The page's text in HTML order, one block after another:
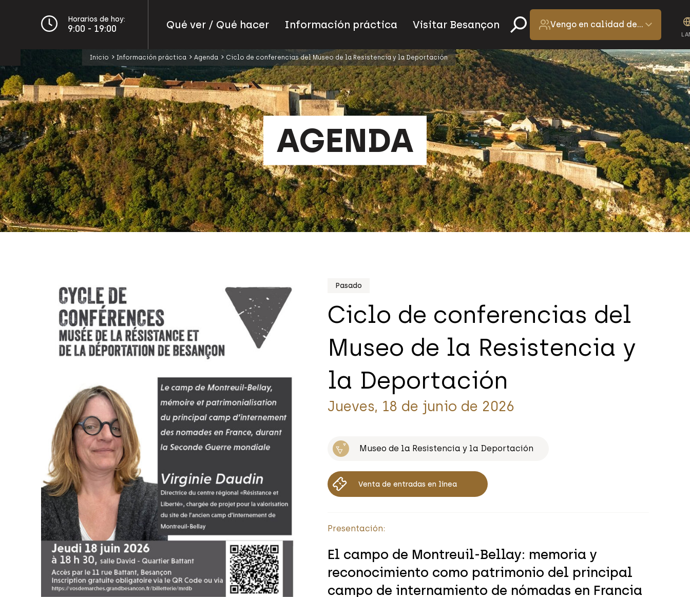
Horarios de hoy:
9:00 - 19:00 Qué ver / Qué hacer Información práctica Visitar Besançon Vengo en calidad de…
Inicio Información práctica Agenda Ciclo de conferencias del Museo de la Resistencia y la Deportación
AGENDA
Pasado
Ciclo de conferencias del
Museo de la Resistencia y
la Deportación
Jueves, 18 de junio de 2026
Museo de la Resistencia y la Deportación
Venta de entradas en línea
Presentación:
El campo de Montreuil-Bellay: memoria y
reconocimiento como patrimonio del principal
campo de internamiento de nómadas en Francia